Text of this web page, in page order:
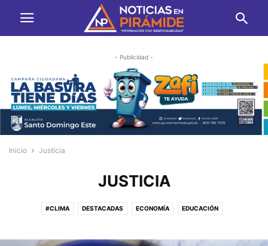
- Publicidad -
Inicio Justicia
JUSTICIA
#CLIMA DESTACADAS ECONOMÍA EDUCACIÓN
SALUD SIN CATEGORÍA TRANSPORTE VIDA & ESTILO VIDEOS